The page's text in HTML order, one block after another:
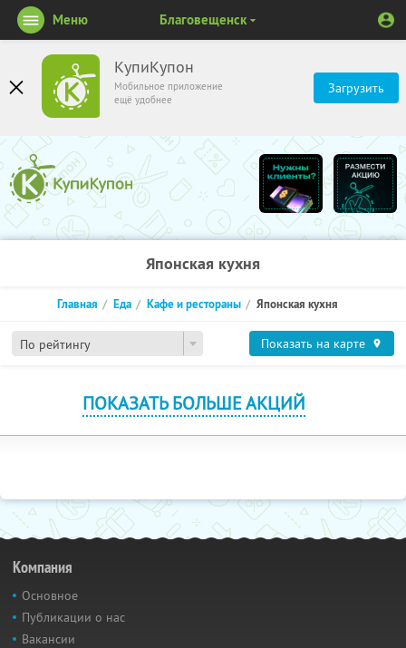
КупиКупон
Мобильное приложение
ещё удобнее
Загрузить
Меню Благовещенск
Японская кухня
По рейтингу
Главная Еда Кафе и рестораны Японская кухня
Показать на карте
ПОКАЗАТЬ БОЛЬШЕ АКЦИЙ
Компания
Основное
Публикации о нас
Вакансии